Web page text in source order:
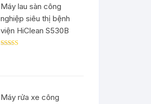
Máy lau sàn công
nghiệp siêu thị bệnh
viện HiClean S530B
Máy rửa xe công